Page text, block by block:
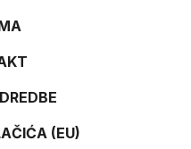
(EU)